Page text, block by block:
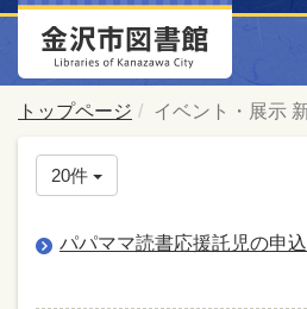
トップページ イベント・展示
20件
パパママ読書応援託児の申